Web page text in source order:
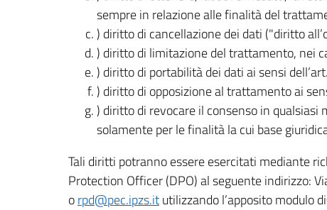
sempre in relazione alle finalità del
) diritto di cancellazione dei dati ("diritto
) diritto di limitazione del trattamento, nei
) diritto di portabilità dei dati ai sensi
) diritto di opposizione al trattamento ai
) diritto di revocare il consenso in
solamente per le finalità la cui base
Tali diritti potranno essere esercitati mediante
Protection Officer (DPO) al seguente indirizzo:
orpd@pec.ipzs.itutilizzando l’apposito modulo